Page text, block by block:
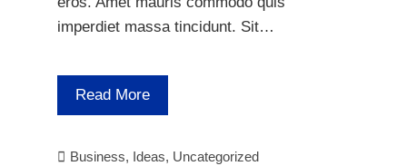
imperdiet massa tincidunt. Sit…
Read More
Business, Ideas, Uncategorized